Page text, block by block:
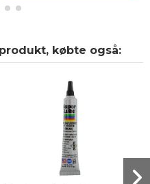
købte også: